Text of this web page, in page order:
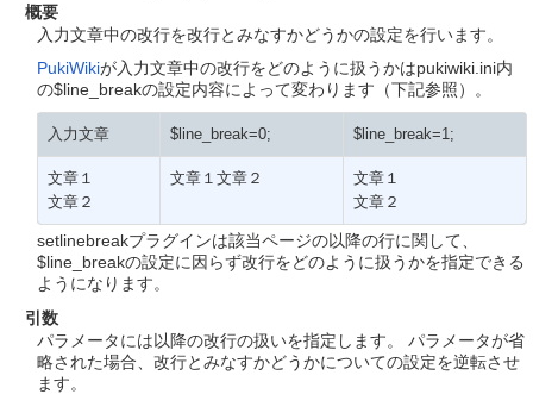
概要
入力文章中の改行を改行とみなすかどうかの設定を行います。
PukiWikiが入力文章中の改行をどのように扱うかはpukiwiki.ini内
の$line_breakの設定内容によって変わります（下記参照）。
入力文章 $line_break=0; $line_break=1;
文章１
文章２
文章１文章２
文章１
文章２
setlinebreakプラグインは該当ページの以降の行に関して、
$line_breakの設定に因らず改行をどのように扱うかを指定できる
ようになります。
引数
パラメータには以降の改行の扱いを指定します。 パラメータが省
略された場合、改行とみなすかどうかについての設定を逆転させ
ます。